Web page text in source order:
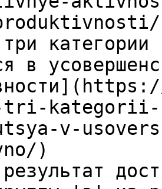
категории
в
tri-kategorii-
v-
)